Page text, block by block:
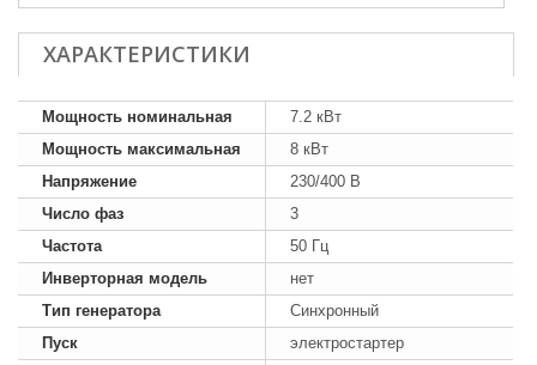
ХАРАКТЕРИСТИКИ
Мощность номинальная
7.2 кВт
Мощность максимальная
8 кВт
Напряжение
230/400 В
Число фаз
3
Частота
50 Гц
Инверторная модель
нет
Тип генератора
Синхронный
Пуск
электростартер